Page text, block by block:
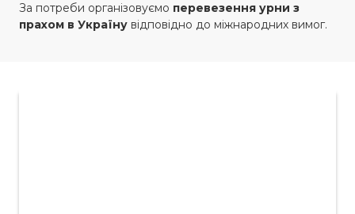
За потреби організовуємо перевезення урни з
прахом в Українувідповідно до міжнародних вимог.